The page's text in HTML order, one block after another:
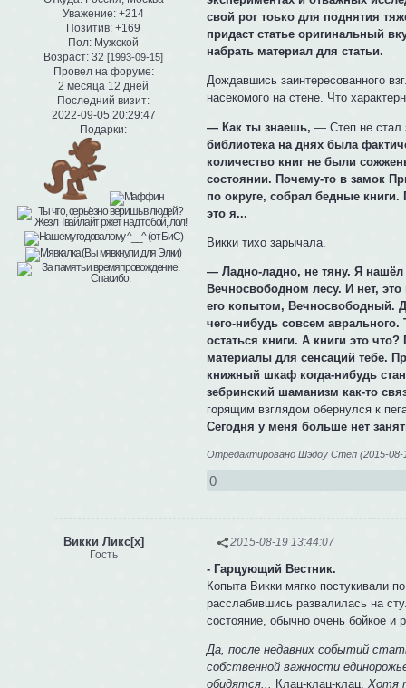
Уважение: +214
Позитив: +169
Пол: Мужской
Возраст: 32 [1993-09-15]
Провел на форуме:
2 месяца 12 дней
Последний визит:
2022-09-05 20:29:47
Подарки:
свой рог тоько для поднятия
придаст статье оригинальный
набрать материал для статьи.
Дождавшись заинтересованного
насекомого на стене. Что
— Как ты знаешь,— Степ не стал
библиотека на днях была
количество книг не были
состоянии. Почему-то в замок
по округе, собрал бедные
это я...
Викки тихо зарычала.
— Ладно-ладно, не тяну. Я
Вечносвободном лесу. И нет,
его копытом, Вечносвободный.
чего-нибудь совсем
остаться книги. А книги это
материалы для сенсаций тебе.
книжный шкаф когда-нибудь
зебринский шаманизм как-то
горящим взглядом обернулся к
Сегодня у меня больше нет
Отредактировано Шэдоу Степ (2015-08-
0
2015-08-19 13:44:07
Викки Ликс[x]
Гость
- Гарцующий Вестник.
Копыта Викки мягко постукивали
расслабившись развалилась на
состояние, обычно очень бойкое и
Да, после недавних событий
собственной важности
обидятся... Клац-клац-клац.Хотя